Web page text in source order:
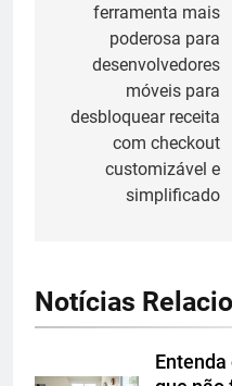
ferramenta mais
poderosa para
desenvolvedores
móveis para
desbloquear receita
com checkout
customizável e
simplificado
Notícias